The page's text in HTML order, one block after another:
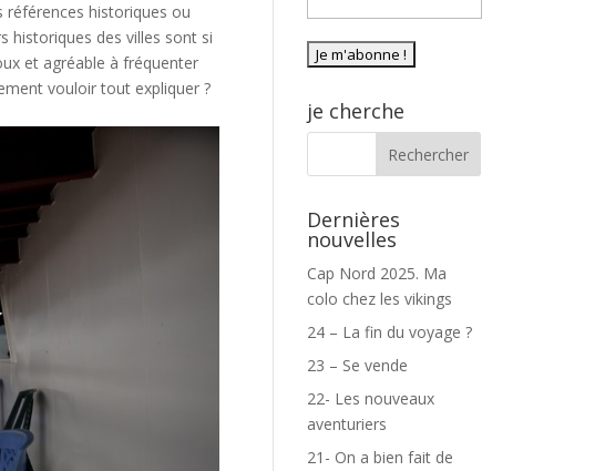
références historiques ou
historiques des villes sont si
et agréable à fréquenter
vouloir tout expliquer ?
je cherche
Dernières
nouvelles
Cap Nord 2025. Ma
colo chez les vikings
24 – La fin du voyage ?
23 – Se vende
22- Les nouveaux
aventuriers
21- On a bien fait de